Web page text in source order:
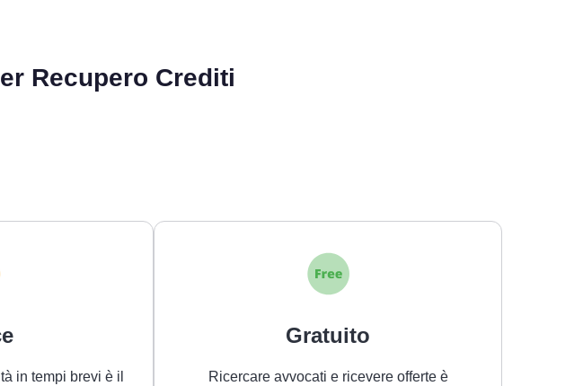
Recupero Crediti
in tempi brevi è il
Gratuito
Ricercare avvocati e ricevere offerte è